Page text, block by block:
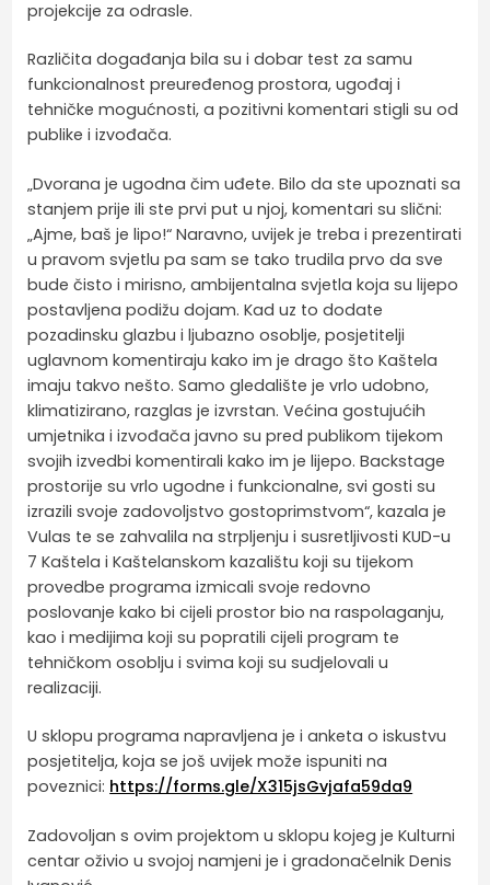
projekcije za odrasle.
Različita događanja bila su i dobar test za samu
funkcionalnost preuređenog prostora, ugođaj i
tehničke mogućnosti, a pozitivni komentari stigli su od
publike i izvođača.
„Dvorana je ugodna čim uđete. Bilo da ste upoznati sa
stanjem prije ili ste prvi put u njoj, komentari su slični:
„Ajme, baš je lipo!“ Naravno, uvijek je treba i prezentirati
u pravom svjetlu pa sam se tako trudila prvo da sve
bude čisto i mirisno, ambijentalna svjetla koja su lijepo
postavljena podižu dojam. Kad uz to dodate
pozadinsku glazbu i ljubazno osoblje, posjetitelji
uglavnom komentiraju kako im je drago što Kaštela
imaju takvo nešto. Samo gledalište je vrlo udobno,
klimatizirano, razglas je izvrstan. Većina gostujućih
umjetnika i izvođača javno su pred publikom tijekom
svojih izvedbi komentirali kako im je lijepo. Backstage
prostorije su vrlo ugodne i funkcionalne, svi gosti su
izrazili svoje zadovoljstvo gostoprimstvom“, kazala je
Vulas te se zahvalila na strpljenju i susretljivosti KUD-u
7 Kaštela i Kaštelanskom kazalištu koji su tijekom
provedbe programa izmicali svoje redovno
poslovanje kako bi cijeli prostor bio na raspolaganju,
kao i medijima koji su popratili cijeli program te
tehničkom osoblju i svima koji su sudjelovali u
realizaciji.
U sklopu programa napravljena je i anketa o iskustvu
posjetitelja, koja se još uvijek može ispuniti na
poveznici: https://forms.gle/X315jsGvjafa59da9
Zadovoljan s ovim projektom u sklopu kojeg je Kulturni
centar oživio u svojoj namjeni je i gradonačelnik Denis